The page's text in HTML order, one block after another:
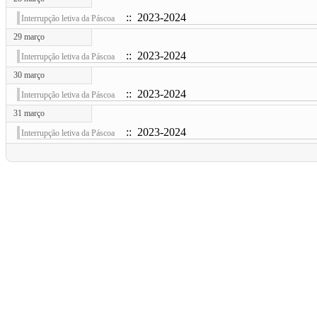
Interrupção letiva da Páscoa
:: 2023-2024
29 março
Interrupção letiva da Páscoa
:: 2023-2024
30 março
Interrupção letiva da Páscoa
:: 2023-2024
31 março
Interrupção letiva da Páscoa
:: 2023-2024